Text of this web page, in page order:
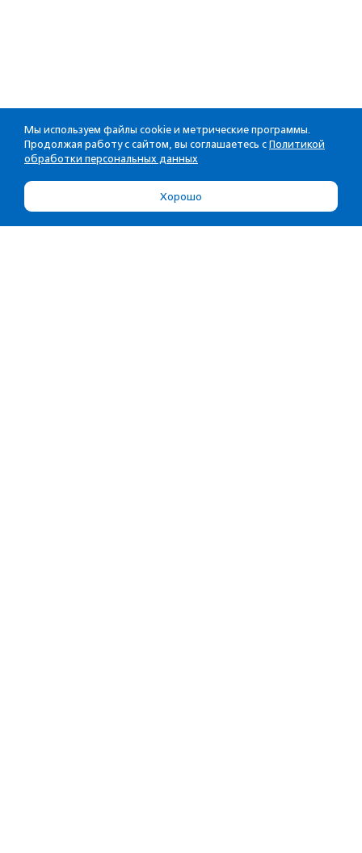
Мы используем файлы cookie и метрические программы.
Продолжая работу с сайтом, вы соглашаетесь с Политикой
обработки персональных данных
Хорошо